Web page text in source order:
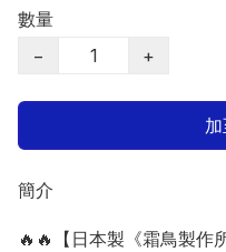
數量
−
+
簡介
🔥🔥【日本製《霜鳥製作